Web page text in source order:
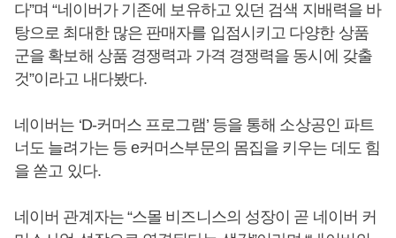
다”며 “네이버가 기존에 보유하고 있던 검색 지배력을 바
탕으로 최대한 많은 판매자를 입점시키고 다양한 상품
군을 확보해 상품 경쟁력과 가격 경쟁력을 동시에 갖출
것”이라고 내다봤다.
네이버는 ‘D-커머스 프로그램’ 등을 통해 소상공인 파트
너도 늘려가는 등 e커머스부문의 몸집을 키우는 데도 힘
을 쏟고 있다.
네이버 관계자는 “스몰 비즈니스의 성장이 곧 네이버 커